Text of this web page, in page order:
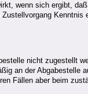
wenn sich ergibt,
nicht zugestellt
an der Abgabestelle
Fällen aber beim